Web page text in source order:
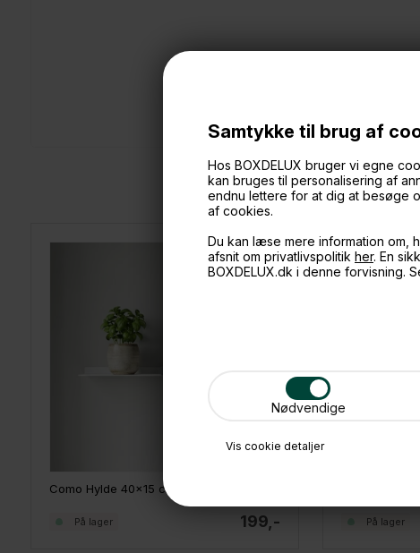
Samtykke til brug af
Hos BOXDELUX bruger vi egne
kan bruges til personalisering af
endnu lettere for at dig at besøge
af cookies.
Du kan læse mere information om,
afsnit om privatlivspolitik her. En
BOXDELUX.dk i denne forvisning.
Nødvendige
Vis cookie detaljer
Como Hylde 40x15 cm. Hvid metal
199,-
På lager På lager